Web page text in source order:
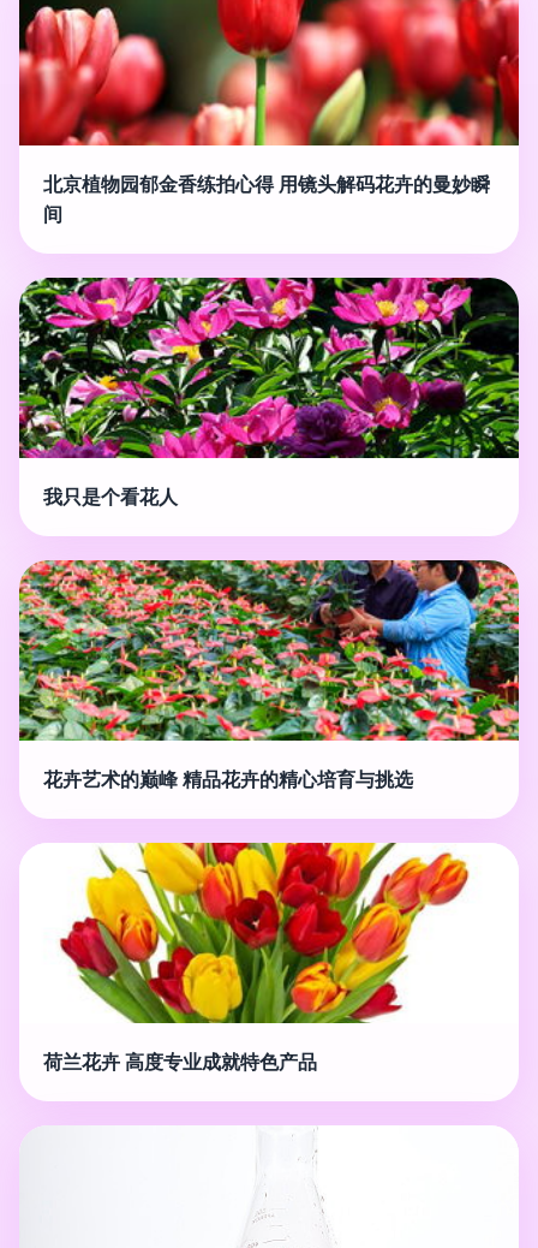
北京植物园郁金香练拍心得 用镜头解码花卉的曼妙瞬
间
我只是个看花人
花卉艺术的巅峰 精品花卉的精心培育与挑选
荷兰花卉 高度专业成就特色产品